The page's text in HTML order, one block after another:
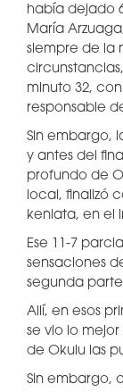
había dejado
María
siempre de la
minuto 32,
responsable
Sin embargo,
y antes del
profundo de
local, finalizó
keniata, en el
Ese 11-7
sensaciones
segunda
Allí, en esos
se vio lo
de Okulu las
Sin embargo,